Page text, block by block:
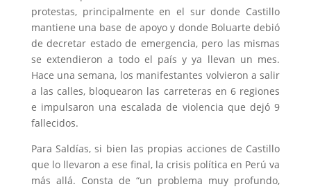
protestas, principalmente en el sur donde Castillo
mantiene una base de apoyo y donde Boluarte debió
de decretar estado de emergencia, pero las mismas
se extendieron a todo el país y ya llevan un mes.
Hace una semana, los manifestantes volvieron a salir
a las calles, bloquearon las carreteras en 6 regiones
e impulsaron una escalada de violencia que dejó 9
fallecidos.
Para Saldías, si bien las propias acciones de Castillo
que lo llevaron a ese final, la crisis política en Perú va
más allá. Consta de “un problema muy profundo,